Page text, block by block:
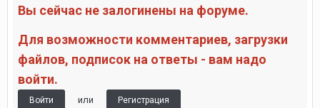
Вы сейчас не залогинены на форуме.
Для возможности комментариев, загрузки
файлов, подписок на ответы - вам надо
войти.
Войти или Регистрация